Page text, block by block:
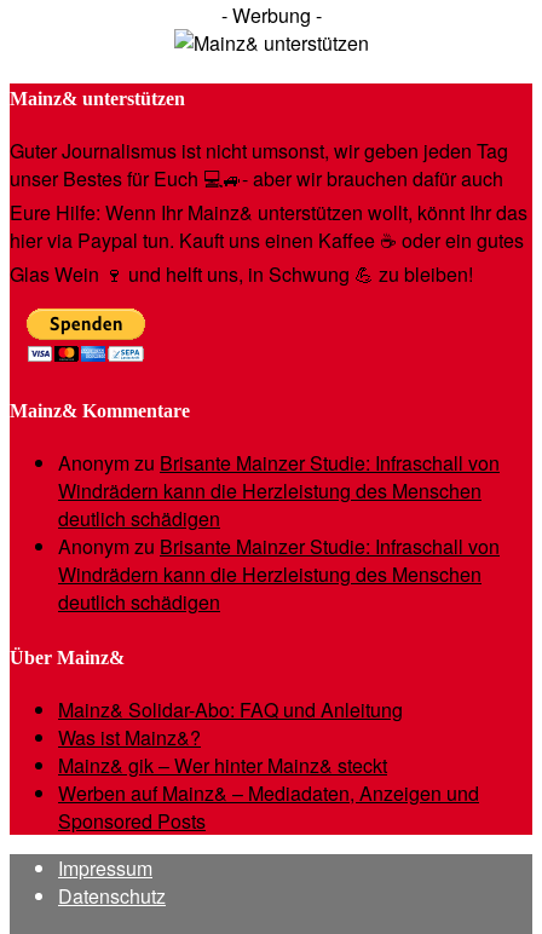
- Werbung -
Mainz& unterstützen
Guter Journalismus ist nicht umsonst, wir geben jeden Tag
unser Bestes für Euch 💻🚙- aber wir brauchen dafür auch
Eure Hilfe: Wenn Ihr Mainz& unterstützen wollt, könnt Ihr das
hier via Paypal tun. Kauft uns einen Kaffee ☕️ oder ein gutes
Glas Wein 🍷 und helft uns, in Schwung 💪 zu bleiben!
Mainz& Kommentare
Anonymzu Brisante Mainzer Studie: Infraschall von
Windrädern kann die Herzleistung des Menschen
deutlich schädigen
Anonymzu Brisante Mainzer Studie: Infraschall von
Windrädern kann die Herzleistung des Menschen
deutlich schädigen
Über Mainz&
Mainz& Solidar-Abo: FAQ und Anleitung
Was ist Mainz&?
Mainz& gik – Wer hinter Mainz& steckt
Werben auf Mainz& – Mediadaten, Anzeigen und
Sponsored Posts
Impressum
Datenschutz